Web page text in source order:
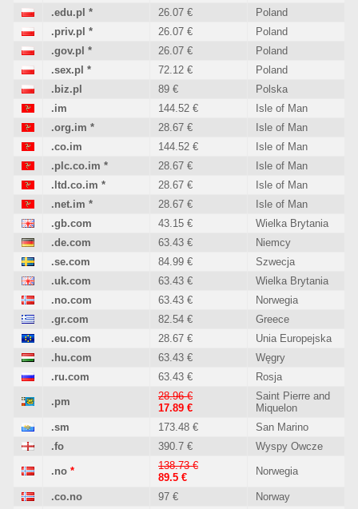
.edu.pl * 26.07 €
Poland
.priv.pl * 26.07 €
Poland
.gov.pl * 26.07 €
Poland
.sex.pl * 72.12 €
Poland
.biz.pl
89 €
Polska
.im
144.52 €
Isle of Man
.org.im * 28.67 €
Isle of Man
.co.im
144.52 €
Isle of Man
.plc.co.im * 28.67 €
Isle of Man
.ltd.co.im * 28.67 €
Isle of Man
.net.im * 28.67 €
Isle of Man
.gb.com
43.15 €
Wielka Brytania
.de.com
63.43 €
Niemcy
.se.com
84.99 €
Szwecja
.uk.com
63.43 €
Wielka Brytania
.no.com
63.43 €
Norwegia
.gr.com
82.54 €
Greece
.eu.com
28.67 €
Unia Europejska
.hu.com
63.43 €
Węgry
.ru.com
63.43 € Rosja
.pm
28.96 €
17.89 €
Saint Pierre and
Miquelon
.sm
173.48 €
San Marino
.fo
390.7 € Wyspy Owcze
.no *
138.73 €
89.5 €
Norwegia
.co.no 97 € Norway